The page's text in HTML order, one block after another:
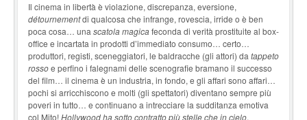
Il cinema in libertà è violazione, discrepanza, eversione,
détournementdi qualcosa che infrange, rovescia, irride o è ben
poca cosa… una scatola magicafeconda di verità prostituite al box-
office e incartata in prodotti d’immediato consumo… certo…
produttori, registi, sceneggiatori, le baldracche (gli attori) da tappeto
rossoe perfino i falegnami delle scenografie bramano il successo
del film… il cinema è un industria, in fondo, e gli affari sono affari…
pochi si arricchiscono e molti (gli spettatori) diventano sempre più
poveri in tutto… e continuano a intrecciare la sudditanza emotiva
col Mito!Hollywood ha sotto contratto più stelle che in cielo,